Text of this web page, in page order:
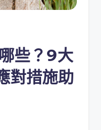
些？9大
對措施助